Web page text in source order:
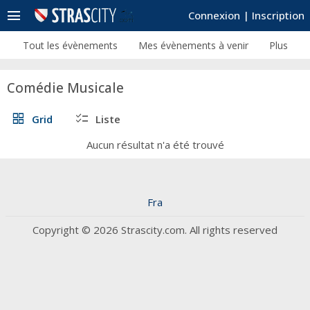
Connexion | Inscription
menu
Tout les évènements Mes évènements à venir Plus
Comédie Musicale
grid_view Grid checklist Liste
Aucun résultat n'a été trouvé
Fra
Copyright © 2026 Strascity.com. All rights reserved